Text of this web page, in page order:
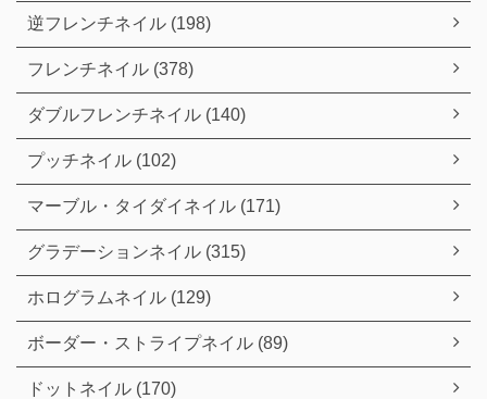
逆フレンチネイル (198)
フレンチネイル (378)
ダブルフレンチネイル (140)
プッチネイル (102)
マーブル・タイダイネイル (171)
グラデーションネイル (315)
ホログラムネイル (129)
ボーダー・ストライプネイル (89)
ドットネイル (170)